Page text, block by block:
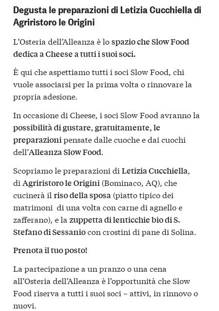
Degusta le preparazioni di Letizia Cucchiella di
Agriristoro le Origini
L’Osteria dell’Alleanza è lospazio che Slow Food
dedica a Cheese a tutti i suoi soci.
È qui che aspettiamo tutti i soci Slow Food, chi
vuole associarsi per la prima volta o rinnovare la
propria adesione.
In occasione di Cheese, i soci Slow Food avranno la
possibilità di gustare, gratuitamente, le
preparazionipensate dalle cuoche e dai cuochi
dell’Alleanza Slow Food.
Scopriamo le preparazioni di Letizia Cucchiella
di Agriristoro le Origini (Bominaco, AQ), che
cucinerà il riso della sposa (piatto tipico dei
matrimoni di una volta con carne di agnello e
zafferano), e la zuppetta di lenticchie bio di S.
Stefano di Sessaniocon crostini di pane di Solina.
Prenota il tuo posto!
La partecipazione a un pranzo o una cena
all’Osteria dell’Alleanza è l’opportunità che Slow
Food riserva a tutti i suoi soci – attivi, in rinnovo o
nuovi.